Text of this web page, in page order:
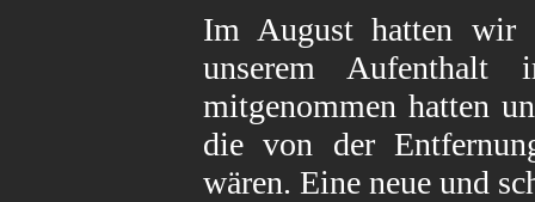
Im August hatten wir
unserem Aufenthalt
mitgenommen hatten
die von der
wären. Eine neue und